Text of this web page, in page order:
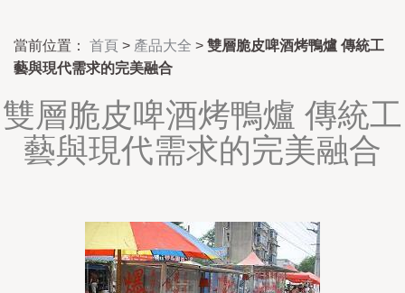
當前位置： 首頁 > 產品大全 > 雙層脆皮啤酒烤鴨爐 傳統工
藝與現代需求的完美融合
雙層脆皮啤酒烤鴨爐 傳統工
藝與現代需求的完美融合